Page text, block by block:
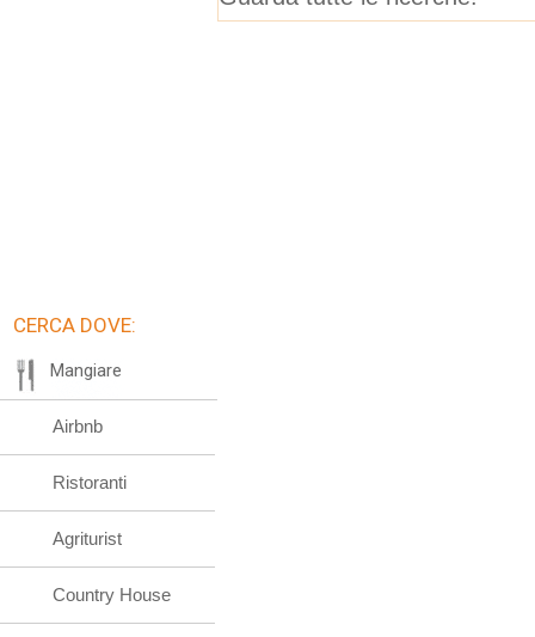
CERCA DOVE:
Mangiare
Airbnb
Ristoranti
Agriturist
Country House